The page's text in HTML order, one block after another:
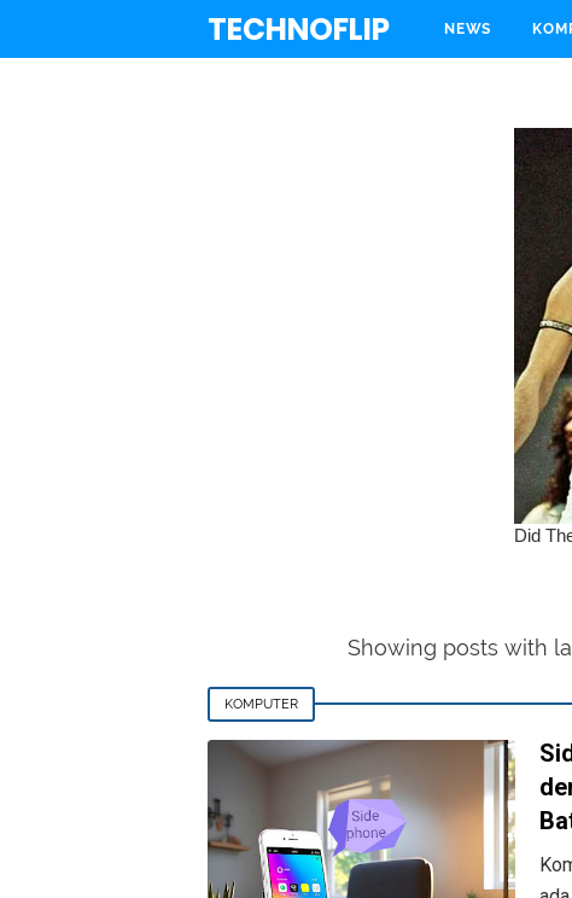
TECHNOFLIP NEWS
Showing posts with
KOMPUTER